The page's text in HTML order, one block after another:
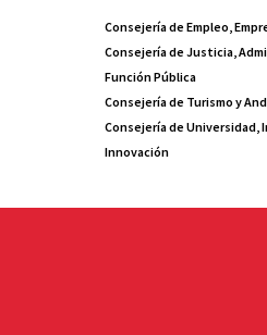
Consejería de Empleo,
Consejería de Justicia,
Función Pública
Consejería de Turismo y
Consejería de Universidad,
Innovación